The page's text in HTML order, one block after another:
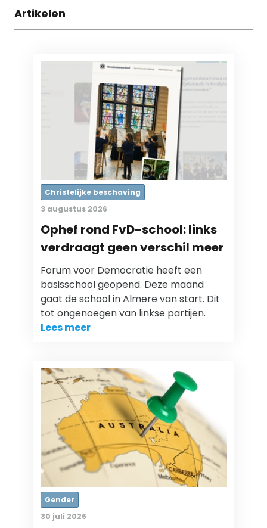
Artikelen
Christelijke beschaving
3 augustus 2026
Ophef rond FvD-school: links
verdraagt geen verschil meer
Forum voor Democratie heeft een
basisschool geopend. Deze maand
gaat de school in Almere van start. Dit
tot ongenoegen van linkse partijen.
Lees meer
Gender
30 juli 2026